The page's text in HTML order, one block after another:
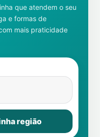
que atendem o seu
e formas de
mais praticidade
região